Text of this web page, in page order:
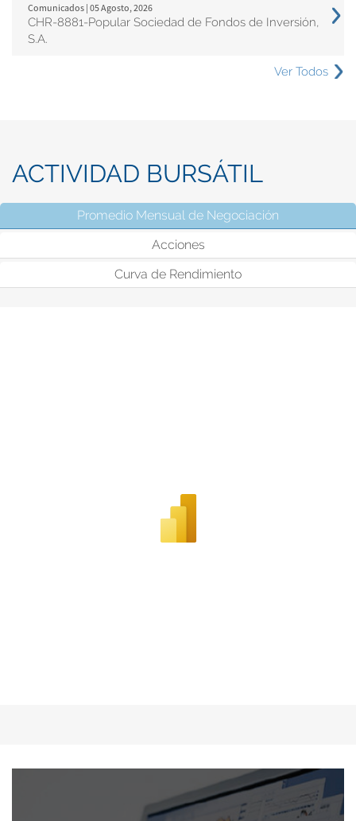
Comunicados | 05 Agosto, 2026
CHR-8881-Popular Sociedad de Fondos de Inversión,
S.A.
Ver Todos
ACTIVIDAD BURSÁTIL
Promedio Mensual de Negociación
Acciones
Curva de Rendimiento